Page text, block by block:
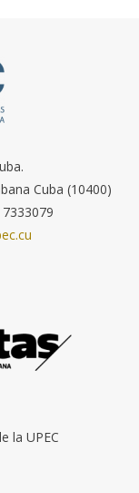
Cuba (10400)
la UPEC